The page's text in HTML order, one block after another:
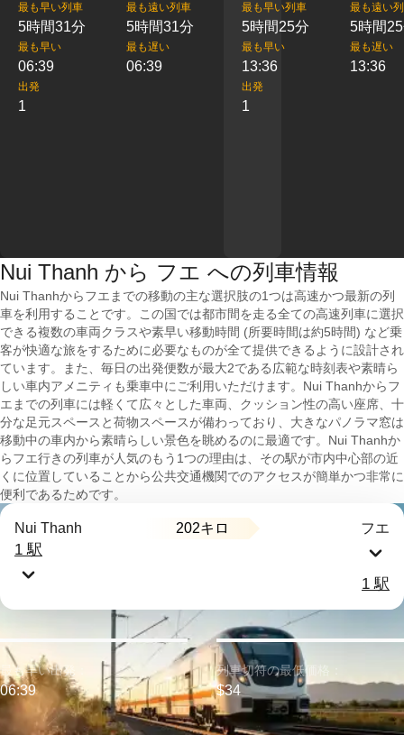
最も早い列車
5時間31分
最も遠い列車
5時間31分
最も早い
06:39
最も遅い
06:39
出発
1
最も早い列車
5時間25分
最も遠い
5時間
最も早い
13:36
最も遅い
13:36
出発
1
Nui Thanh から フエ への列車情報
Nui Thanhからフエまでの移動の主な選択肢の1つは高速かつ最新の列
車を利用することです。この国では都市間を走る全ての高速列車に選択
できる複数の車両クラスや素早い移動時間 (所要時間は約5時間) など乗
客が快適な旅をするために必要なものが全て提供できるように設計され
ています。また、毎日の出発便数が最大2である広範な時刻表や素晴ら
しい車内アメニティも乗車中にご利用いただけます。Nui Thanhからフ
エまでの列車には軽くて広々とした車両、クッション性の高い座席、十
分な足元スペースと荷物スペースが備わっており、大きなパノラマ窓は
移動中の車内から素晴らしい景色を眺めるのに最適です。Nui Thanhか
らフエ行きの列車が人気のもう1つの理由は、その駅が市内中心部の近
くに位置していることから公共交通機関でのアクセスが簡単かつ非常に
便利であるためです。
Nui Thanh 202キロ フエ
1 駅
1 駅
最も早い出発：
06:39
列車切符の最低価格：
$34